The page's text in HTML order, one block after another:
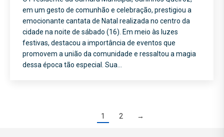
em um gesto de comunhão e celebração, prestigiou a
emocionante cantata de Natal realizada no centro da
cidade na noite de sábado (16). Em meio às luzes
festivas, destacou a importância de eventos que
promovem a união da comunidade e ressaltou a magia
dessa época tão especial. Sua…
1 2 →